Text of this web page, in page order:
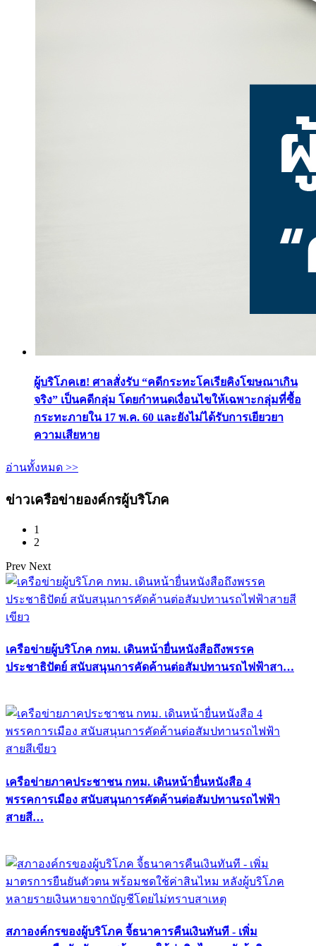
ผู้บริโภคเฮ! ศาลสั่งรับ “คดีกระทะโคเรียคิงโฆษณาเกิน
จริง” เป็นคดีกลุ่ม โดยกำหนดเงื่อนไขให้เฉพาะกลุ่มที่ซื้อ
กระทะภายใน 17 พ.ค. 60 และยังไม่ได้รับการเยียวยา
ความเสียหาย
อ่านทั้งหมด >>
ข่าวเครือข่ายองค์กรผู้บริโภค
1
2
Prev Next
เครือข่ายผู้บริโภค กทม. เดินหน้ายื่นหนังสือถึงพรรค
ประชาธิปัตย์ สนับสนุนการคัดค้านต่อสัมปทานรถไฟฟ้าสา…
เครือข่ายภาคประชาชน กทม. เดินหน้ายื่นหนังสือ 4
พรรคการเมือง สนับสนุนการคัดค้านต่อสัมปทานรถไฟฟ้า
สายสี…
สภาองค์กรของผู้บริโภค จี้ธนาคารคืนเงินทันที - เพิ่ม